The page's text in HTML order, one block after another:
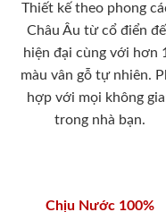
Thiết kế theo phong
Châu Âu từ cổ điển
hiện đại cùng với hơn
màu vân gỗ tự nhiên.
hợp với mọi không
trong nhà bạn.
Chịu Nước 100%